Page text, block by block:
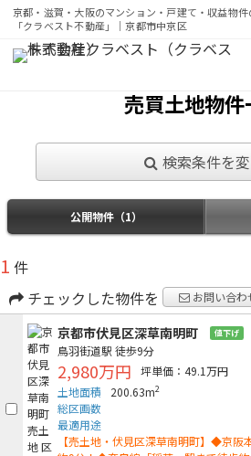
京都・滋賀・大阪のマンション・戸建て・収益物
「クラベスト不動産」｜京都市中京区
京都・滋賀・大阪のマンション・
売買土地物件
検索条件を
公開物件（1）
1 件
チェックした物件を
お問い合わ
京都市伏見区深草南明町 値下げ
鳥羽街道駅 徒歩9分
2,980万円
坪単価：49.1万円
土地面積
200.63m2
総区画数
最適用途
【売土地・伏見区深草南明町】◆京阪